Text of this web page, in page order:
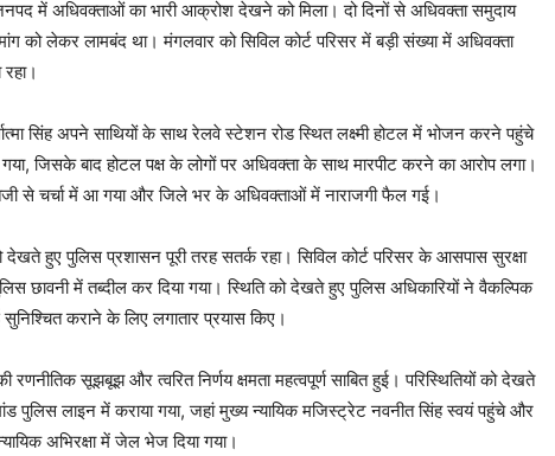
में अधिवक्ताओं का भारी आक्रोश देखने को मिला। दो दिनों से अधिवक्ता समुदाय
मांग को लेकर लामबंद था। मंगलवार को सिविल कोर्ट परिसर में बड़ी संख्या में अधिवक्ता
सिंह अपने साथियों के साथ रेलवे स्टेशन रोड स्थित लक्ष्मी होटल में भोजन करने पहुंचे
गया, जिसके बाद होटल पक्ष के लोगों पर अधिवक्ता के साथ मारपीट करने का आरोप लगा।
से चर्चा में आ गया और जिले भर के अधिवक्ताओं में नाराजगी फैल गई।
देखते हुए पुलिस प्रशासन पूरी तरह सतर्क रहा। सिविल कोर्ट परिसर के आसपास सुरक्षा
छावनी में तब्दील कर दिया गया। स्थिति को देखते हुए पुलिस अधिकारियों ने वैकल्पिक
सुनिश्चित कराने के लिए लगातार प्रयास किए।
सूझबूझ और त्वरित निर्णय क्षमता महत्वपूर्ण साबित हुई। परिस्थितियों को देखते
पुलिस लाइन में कराया गया, जहां मुख्य न्यायिक मजिस्ट्रेट नवनीत सिंह स्वयं पहुंचे और
अभिरक्षा में जेल भेज दिया गया।